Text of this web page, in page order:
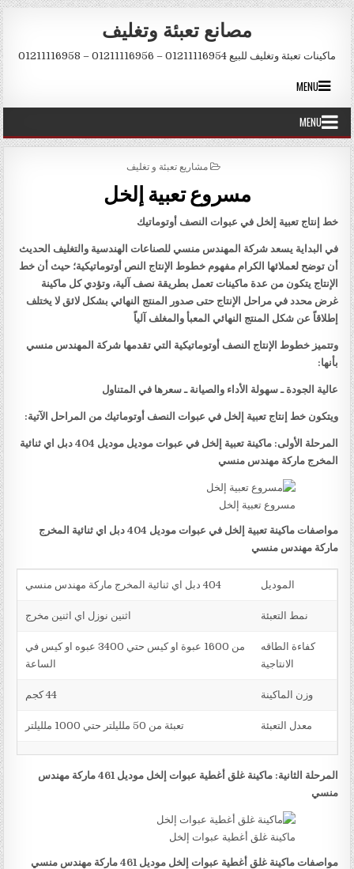
Skip to content
مصانع تعبئة وتغليف
ماكينات تعبئة وتغليف للبيع 01211116954 – 01211116956 – 01211116958
MENU
MENU
POSTED IN
مشاريع تعبئة و تغليف
مسروع تعبية إلخل
خط إنتاج تعبية إلخل في عبوات النصف أوتوماتيك
في البداية يسعد شركة المهندس منسي للصناعات الهندسية والتغليف الحديث
أن توضح لعملائها الكرام مفهوم خطوط الإنتاج النص أوتوماتيكية؛ حيث أن خط
الإنتاج يتكون من عدة ماكينات تعمل بطريقة نصف آلية، وتؤدي كل ماكينة
غرض محدد في مراحل الإنتاج حتى صدور المنتج النهائي بشكل لائق لا يختلف
إطلاقاً عن شكل المنتج النهائي المعبأ والمغلف آلياً
وتتميز خطوط الإنتاج النصف أوتوماتيكية التي تقدمها شركة المهندس منسي
بأنها:
عالية الجودة ـ سهولة الأداء والصيانة ـ سعرها في المتناول
ويتكون خط إنتاج تعبية إلخل في عبوات النصف أوتوماتيك من المراحل الآتية:
المرحلة الأولى: ماكينة تعبية إلخل في عبوات موديل موديل 404 دبل اي ثنائية
المخرج ماركة مهندس منسي
مسروع تعبية إلخل
مواصفات ماكينة تعبية إلخل في عبوات موديل 404 دبل اي ثنائية المخرج
ماركة مهندس منسي
الموديل 404 دبل اي ثنائية المخرج ماركة مهندس منسي
نمط التعبئة اثنين نوزل اي اثنين مخرج
كفاءة الطاقه
الانتاجية
من 1600 عبوة او كيس حتي 3400 عبوه او كيس في
الساعة
وزن الماكينة 44 كجم
معدل التعبئة تعبئة من 50 ملليلتر حتي 1000 ملليلتر
المرحلة الثانية: ماكينة غلق أغطية عبوات إلخل موديل 461 ماركة مهندس
منسي
ماكينة غلق أغطية عبوات إلخل
مواصفات ماكينة غلق أغطية عبوات إلخل موديل 461 ماركة مهندس منسي